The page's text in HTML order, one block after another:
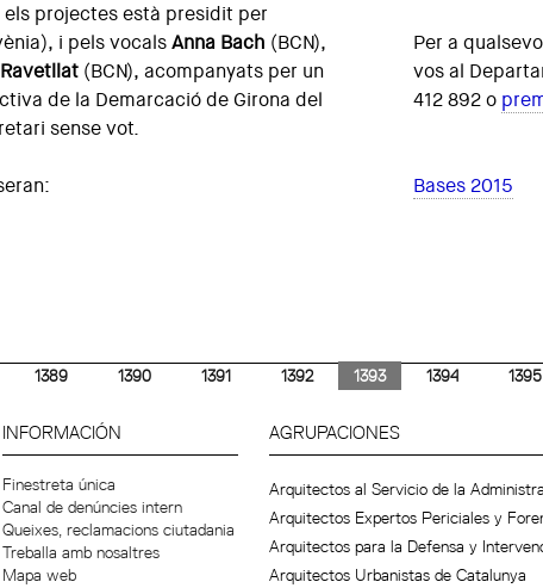
els projectes està presidit per
i pels vocalsAnna Bach (BCN),
(BCN), acompanyats per un
de la Demarcació de Girona del
sense vot.
Per a
vos al
412 892 o
Bases 2015
1389 1390 1391 1392 1393 1394 1395
INFORMACIÓN
Finestreta única
Canal de denúncies intern
Queixes, reclamacions ciutadania
Treballa amb nosaltres
Mapa web
AGRUPACIONES
Arquitectos al Servicio de la
Arquitectos Expertos Periciales y
Arquitectos para la Defensa y
Arquitectos Urbanistas de Catalunya